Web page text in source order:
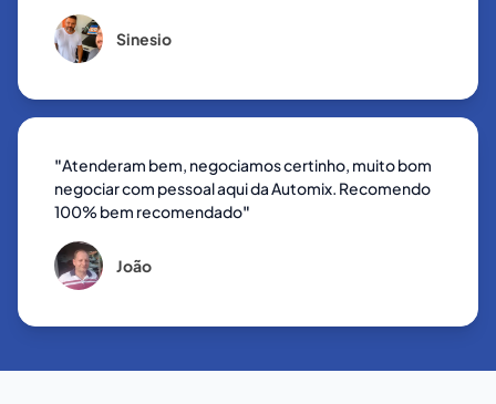
Sinesio
"Atenderam bem, negociamos certinho, muito bom
negociar com pessoal aqui da Automix. Recomendo
100% bem recomendado"
João